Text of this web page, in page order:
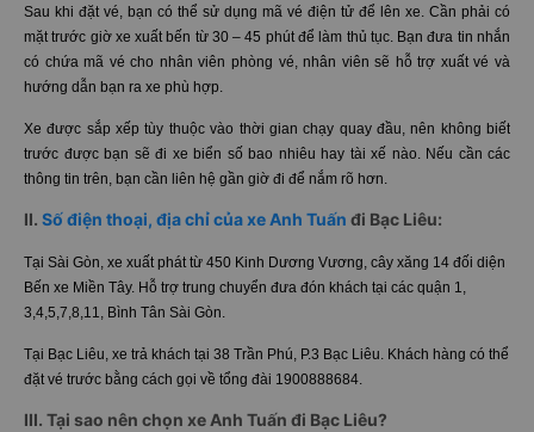
Sau khi đặt vé, bạn có thể sử dụng mã vé điện tử để lên xe. Cần phải có
mặt trước giờ xe xuất bến từ 30 – 45 phút để làm thủ tục. Bạn đưa tin nhắn
có chứa mã vé cho nhân viên phòng vé, nhân viên sẽ hỗ trợ xuất vé và
hướng dẫn bạn ra xe phù hợp.
Xe được sắp xếp tùy thuộc vào thời gian chạy quay đầu, nên không biết
trước được bạn sẽ đi xe biển số bao nhiêu hay tài xế nào. Nếu cần các
thông tin trên, bạn cần liên hệ gần giờ đi để nắm rõ hơn.
II. Số điện thoại, địa chỉ của xe Anh Tuấn đi Bạc Liêu:
Tại Sài Gòn, xe xuất phát từ 450 Kinh Dương Vương, cây xăng 14 đối diện
Bến xe Miền Tây. Hỗ trợ trung chuyển đưa đón khách tại các quận 1,
3,4,5,7,8,11, Bình Tân Sài Gòn.
Tại Bạc Liêu, xe trả khách tại 38 Trần Phú, P.3 Bạc Liêu. Khách hàng có thể
đặt vé trước bằng cách gọi về tổng đài 1900888684.
III. Tại sao nên chọn xe Anh Tuấn đi Bạc Liêu?